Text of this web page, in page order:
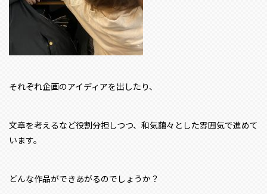
それぞれ企画のアイディアを出したり、
文章を考えるなど役割分担しつつ、和気藹々とした雰囲気で進めて
います。
どんな作品ができあがるのでしょうか？